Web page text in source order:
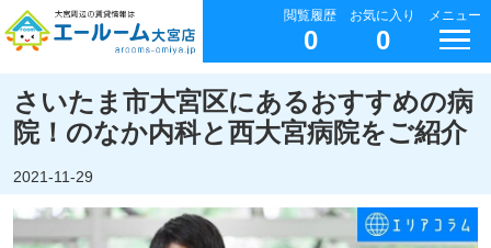
閲覧履歴
0
お気に入り
0
メニュー
さいたま市大宮区にあるおすすめの病
院！のなか内科と西大宮病院をご紹介
2021-11-29